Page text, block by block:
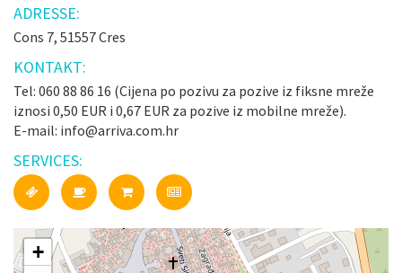
ADRESSE:
Cons 7, 51557 Cres
KONTAKT:
Tel: 060 88 86 16 (Cijena po pozivu za pozive iz fiksne mreže
iznosi 0,50 EUR i 0,67 EUR za pozive iz mobilne mreže).
E-mail: info@arriva.com.hr
SERVICES:
+